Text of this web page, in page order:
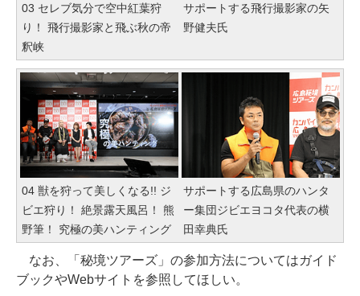
03 セレブ気分で空中紅葉狩
り！ 飛行撮影家と飛ぶ秋の帝
釈峡
サポートする飛行撮影家の矢
野健夫氏
04 獣を狩って美しくなる!! ジ
ビエ狩り！ 絶景露天風呂！ 熊
野筆！ 究極の美ハンティング
サポートする広島県のハンタ
ー集団ジビエヨコタ代表の横
田幸典氏
なお、「秘境ツアーズ」の参加方法についてはガイド
ブックやWebサイトを参照してほしい。